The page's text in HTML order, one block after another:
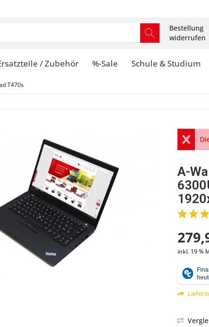
Bestellung
widerrufen
/ Zubehör %-Sale Schule & Studium
T470s
Abbildung ähnlich
A-
inkl. 19 %